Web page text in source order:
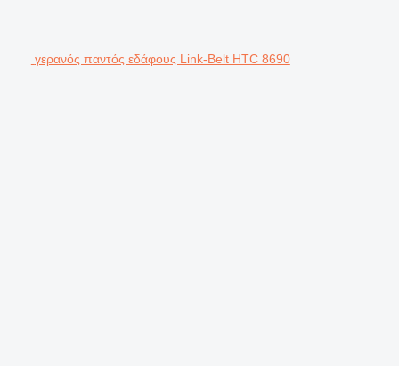
γερανός παντός εδάφους Link-Belt HTC 8690